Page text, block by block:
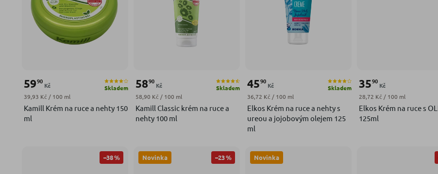
Kamill Krém na ruce a nehty 150
ml
Skladem
5990
Kč
Měrná cena:
39,93 Kč / 100 ml
Kamill Classic krém na ruce a
nehty 100 ml
Skladem
5890
Kč
Měrná cena:
58,90 Kč / 100 ml
Elkos Krém na ruce a nehty s
ureou a jojobovým olejem 125
ml
Skladem
4590
Kč
Měrná cena:
36,72 Kč / 100 ml
Elkos Krém na ruce s OLIVY
125ml
3590
Kč
Měrná cena:
28,72 Kč / 100 ml
–38 % Novinka –23 % Novinka